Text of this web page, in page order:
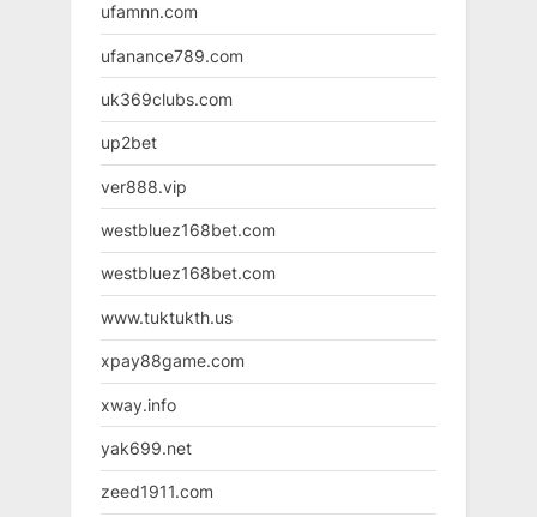
ufamnn.com
ufanance789.com
uk369clubs.com
up2bet
ver888.vip
westbluez168bet.com
westbluez168bet.com
www.tuktukth.us
xpay88game.com
xway.info
yak699.net
zeed1911.com